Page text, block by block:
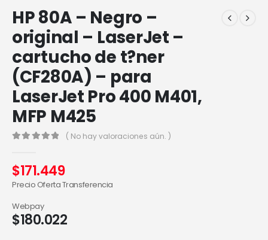
HP 80A – Negro –
original – LaserJet –
cartucho de t?ner
(CF280A) – para
LaserJet Pro 400 M401,
MFP M425
( No hay valoraciones aún. )
$171.449
Precio Oferta Transferencia
$180.022
Webpay